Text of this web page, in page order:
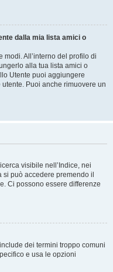
dalla mia lista amici o
All’interno del profilo di
alla tua lista amici o
Utente puoi aggiungere
Puoi anche rimuovere un
visibile nell’Indice, nei
può accedere premendo il
Ci possono essere differenze
dei termini troppo comuni
e usa le opzioni